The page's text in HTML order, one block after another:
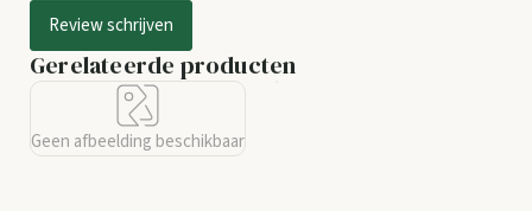
Review schrijven
Gerelateerde producten
Geen afbeelding beschikbaar